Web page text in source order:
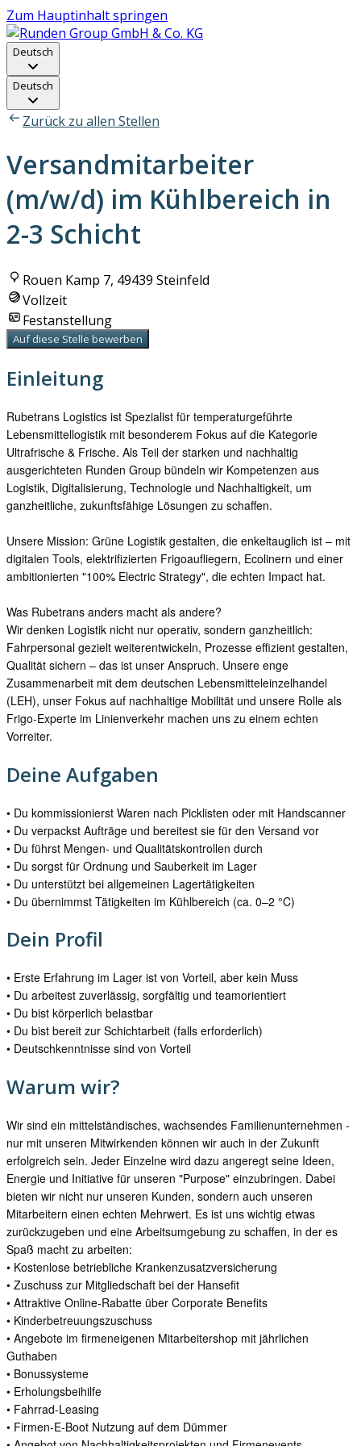
Zum Hauptinhalt springen
Deutsch
Deutsch
Zurück zu allen Stellen
Versandmitarbeiter
(m/w/d) im Kühlbereich in
2-3 Schicht
Rouen Kamp 7, 49439 Steinfeld
Vollzeit
Festanstellung
Auf diese Stelle bewerben
Einleitung
Rubetrans Logistics ist Spezialist für temperaturgeführte
Lebensmittellogistik mit besonderem Fokus auf die Kategorie
Ultrafrische & Frische. Als Teil der starken und nachhaltig
ausgerichteten Runden Group bündeln wir Kompetenzen aus
Logistik, Digitalisierung, Technologie und Nachhaltigkeit, um
ganzheitliche, zukunftsfähige Lösungen zu schaffen.
Unsere Mission: Grüne Logistik gestalten, die enkeltauglich ist – mit
digitalen Tools, elektrifizierten Frigoaufliegern, Ecolinern und einer
ambitionierten "100% Electric Strategy", die echten Impact hat.
Was Rubetrans anders macht als andere?
Wir denken Logistik nicht nur operativ, sondern ganzheitlich:
Fahrpersonal gezielt weiterentwickeln, Prozesse effizient gestalten,
Qualität sichern – das ist unser Anspruch. Unsere enge
Zusammenarbeit mit dem deutschen Lebensmitteleinzelhandel
(LEH), unser Fokus auf nachhaltige Mobilität und unsere Rolle als
Frigo-Experte im Linienverkehr machen uns zu einem echten
Vorreiter.
Deine Aufgaben
• Du kommissionierst Waren nach Picklisten oder mit Handscanner
• Du verpackst Aufträge und bereitest sie für den Versand vor
• Du führst Mengen‑ und Qualitätskontrollen durch
• Du sorgst für Ordnung und Sauberkeit im Lager
• Du unterstützt bei allgemeinen Lagertätigkeiten
• Du übernimmst Tätigkeiten im Kühlbereich (ca. 0–2 °C)
Dein Profil
• Erste Erfahrung im Lager ist von Vorteil, aber kein Muss
• Du arbeitest zuverlässig, sorgfältig und teamorientiert
• Du bist körperlich belastbar
• Du bist bereit zur Schichtarbeit (falls erforderlich)
• Deutschkenntnisse sind von Vorteil
Warum wir?
Wir sind ein mittelständisches, wachsendes Familienunternehmen -
nur mit unseren Mitwirkenden können wir auch in der Zukunft
erfolgreich sein. Jeder Einzelne wird dazu angeregt seine Ideen,
Energie und Initiative für unseren "Purpose" einzubringen. Dabei
bieten wir nicht nur unseren Kunden, sondern auch unseren
Mitarbeitern einen echten Mehrwert. Es ist uns wichtig etwas
zurückzugeben und eine Arbeitsumgebung zu schaffen, in der es
Spaß macht zu arbeiten:
• Kostenlose betriebliche Krankenzusatzversicherung
• Zuschuss zur Mitgliedschaft bei der Hansefit
• Attraktive Online-Rabatte über Corporate Benefits
• Kinderbetreuungszuschuss
• Angebote im firmeneigenen Mitarbeitershop mit jährlichen
Guthaben
• Bonussysteme
• Erholungsbeihilfe
• Fahrrad-Leasing
• Firmen-E-Boot Nutzung auf dem Dümmer